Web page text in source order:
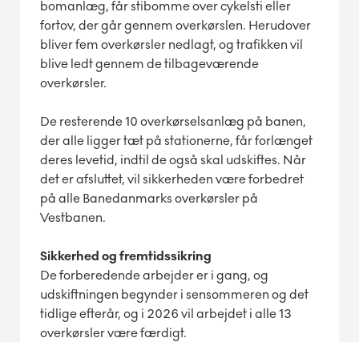
bomanlæg, får stibomme over cykelsti eller
fortov, der går gennem overkørslen. Herudover
bliver fem overkørsler nedlagt, og trafikken vil
blive ledt gennem de tilbageværende
overkørsler.
De resterende 10 overkørselsanlæg på banen,
der alle ligger tæt på stationerne, får forlænget
deres levetid, indtil de også skal udskiftes. Når
det er afsluttet, vil sikkerheden være forbedret
på alle Banedanmarks overkørsler på
Vestbanen.
Sikkerhed og fremtidssikring
De forberedende arbejder er i gang, og
udskiftningen begynder i sensommeren og det
tidlige efterår, og i 2026 vil arbejdet i alle 13
overkørsler være færdigt.